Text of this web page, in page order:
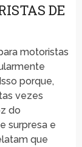
DE
motoristas
porque,
vezes
do
surpresa e
que